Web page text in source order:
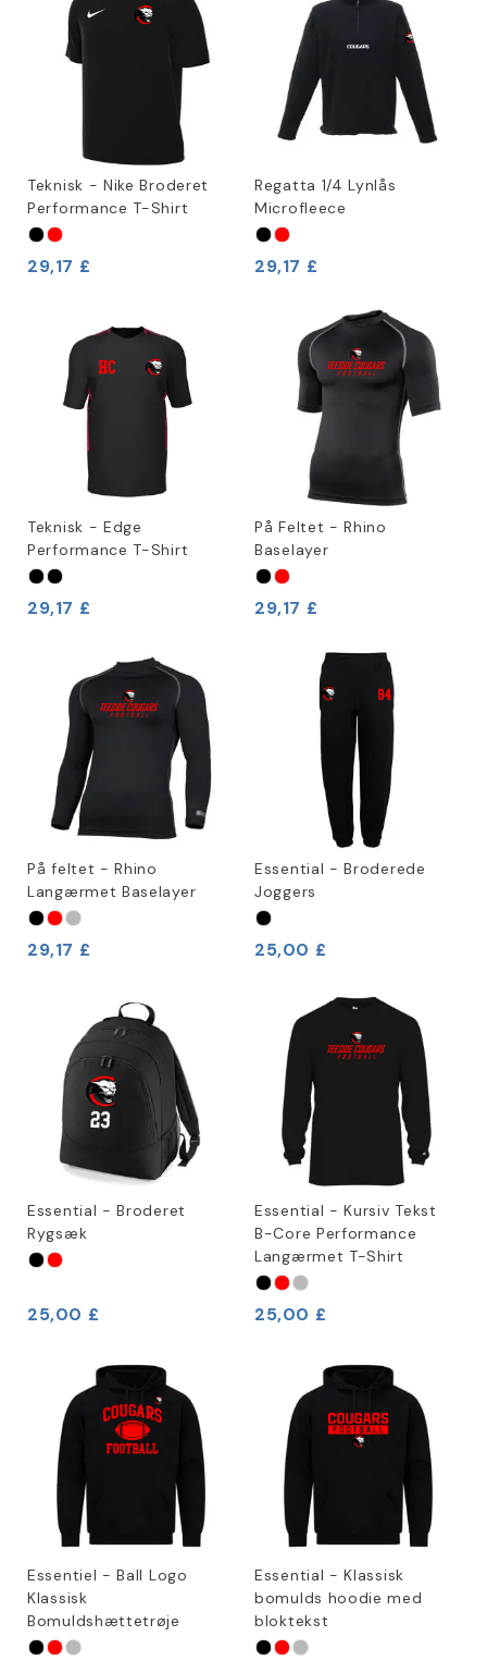
Teknisk - Nike Broderet
Performance T-Shirt
29,17 £
Regatta 1/4 Lynlås
Microfleece
29,17 £
Teknisk - Edge
Performance T-Shirt
29,17 £
På Feltet - Rhino
Baselayer
29,17 £
På feltet - Rhino
Langærmet Baselayer
29,17 £
Essential - Broderede
Joggers
25,00 £
Essential - Broderet
Rygsæk
25,00 £
Essential - Kursiv Tekst
B-Core Performance
Langærmet T-Shirt
25,00 £
Essentiel - Ball Logo
Klassisk
Bomuldshættetrøje
Essential - Klassisk
bomulds hoodie med
bloktekst